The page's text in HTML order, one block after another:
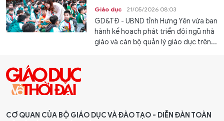
Giáo dục 21/05/2026 08:03
GD&TĐ - UBND tỉnh Hưng Yên vừa ban
hành kế hoạch phát triển đội ngũ nhà
giáo và cán bộ quản lý giáo dục trên...
CƠ QUAN CỦA BỘ GIÁO DỤC VÀ ĐÀO TẠO - DIỄN ĐÀN TOÀN